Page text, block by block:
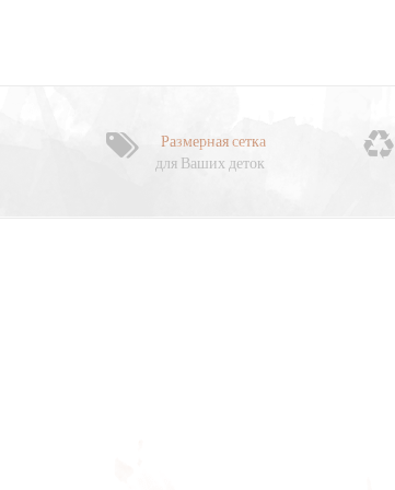
Размерная сетка
для Ваших деток